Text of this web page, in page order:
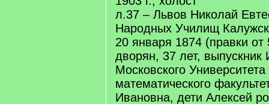
л.37 – Львов Николай
Народных Училищ
20 января 1874 (правки от
дворян, 37 лет, выпускник
Московского
математического
Ивановна, дети Алексей